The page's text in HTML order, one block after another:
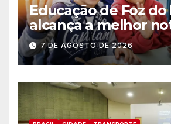
Educação de Foz
alcança a melhor
história no IDEB
7 DE AGOSTO DE 2026